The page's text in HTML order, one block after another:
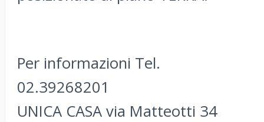
Per informazioni Tel.
02.39268201
UNICA CASA via Matteotti 34